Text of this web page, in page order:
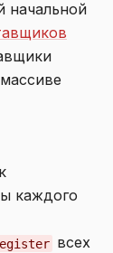
начальной
каждого
всех